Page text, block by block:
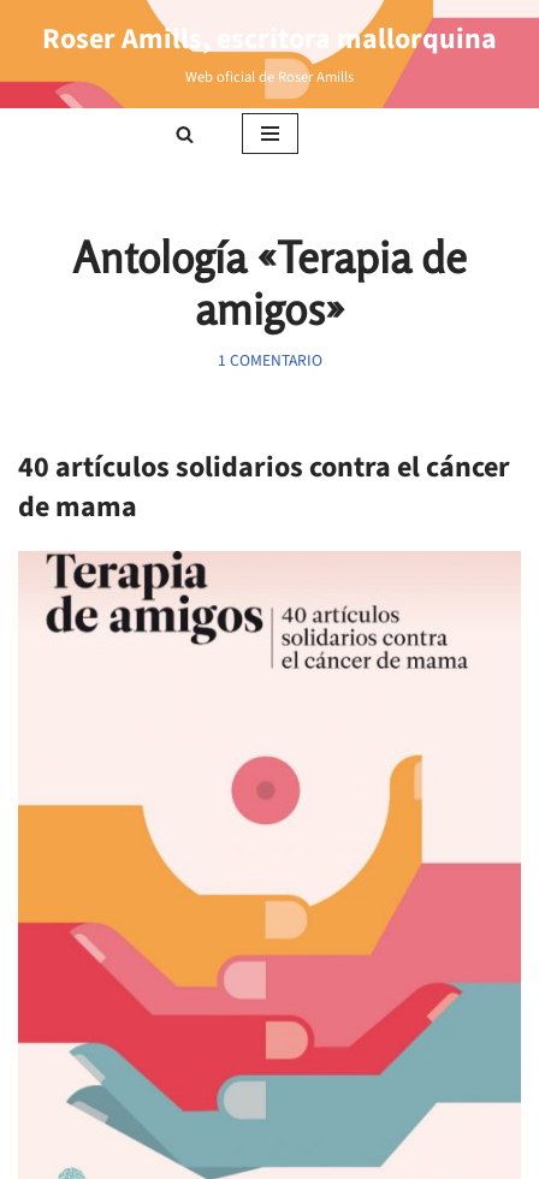
Roser Amills, escritora mallorquina
Web oficial de Roser Amills
Antología «Terapia de
amigos»
1 COMENTARIO
40 artículos solidarios contra el cáncer
de mama